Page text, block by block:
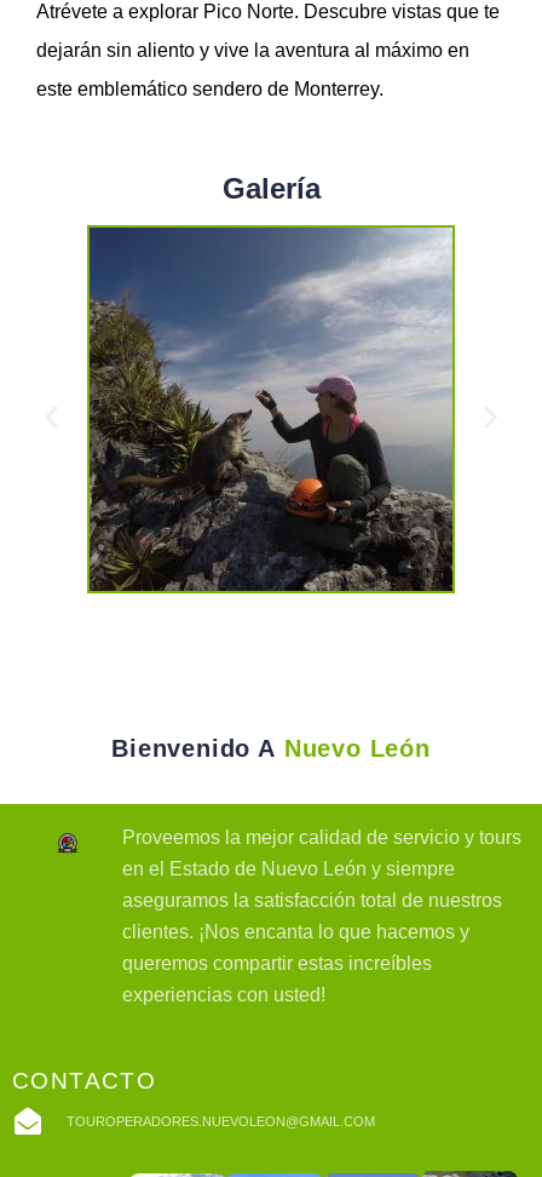
Atrévete a explorar Pico Norte. Descubre vistas que te
dejarán sin aliento y vive la aventura al máximo en
este emblemático sendero de Monterrey.
Galería
Bienvenido A Nuevo León
Proveemos la mejor calidad de servicio y tours
en el Estado de Nuevo León y siempre
aseguramos la satisfacción total de nuestros
clientes. ¡Nos encanta lo que hacemos y
queremos compartir estas increíbles
experiencias con usted!
CONTACTO
TOUROPERADORES.NUEVOLEON@GMAIL.COM